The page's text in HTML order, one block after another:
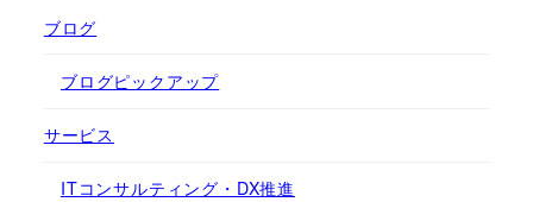
ブログ
ブログピックアップ
サービス
ITコンサルティング・DX推進